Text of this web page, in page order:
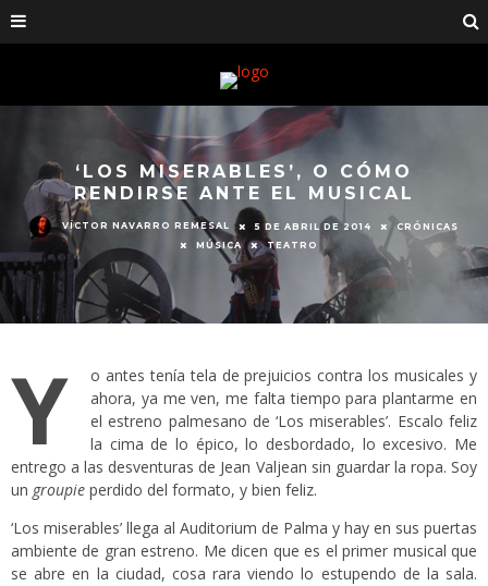
‘LOS MISERABLES’, O CÓMO
RENDIRSE ANTE EL MUSICAL
VÍCTOR NAVARRO REMESAL 5 DE ABRIL DE 2014
CRÓNICAS
MÚSICA
TEATRO
Y
o antes tenía tela de prejuicios contra los musicales y
ahora, ya me ven, me falta tiempo para plantarme en
el estreno palmesano de ‘Los miserables’. Escalo feliz
la cima de lo épico, lo desbordado, lo excesivo. Me
entrego a las desventuras de Jean Valjean sin guardar la ropa. Soy
un groupie perdido del formato, y bien feliz.
‘Los miserables’ llega al Auditorium de Palma y hay en sus puertas
ambiente de gran estreno. Me dicen que es el primer musical que
se abre en la ciudad, cosa rara viendo lo estupendo de la sala.